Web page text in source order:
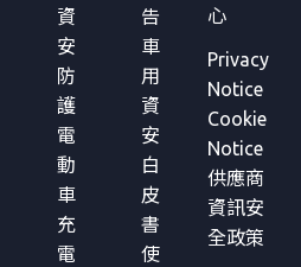
資
安
防
護
電
動
車
充
電
告
車
用
資
安
白
皮
書
使
心
Privacy
Notice
Cookie
Notice
供應商
資訊安
全政策